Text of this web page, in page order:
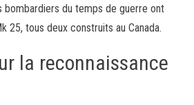
bombardiers du temps de guerre ont
25, tous deux construits au Canada.
la reconnaissance